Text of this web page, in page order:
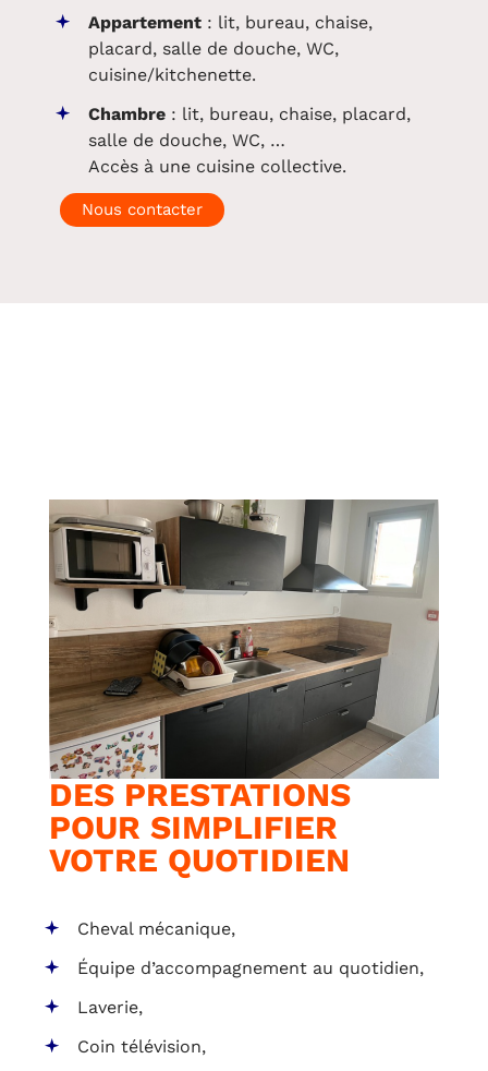
Appartement: lit, bureau, chaise,
placard, salle de douche, WC,
cuisine/kitchenette.
Chambre: lit, bureau, chaise, placard,
salle de douche, WC, …
Accès à une cuisine collective.
Nous contacter
DES PRESTATIONS
POUR SIMPLIFIER
VOTRE QUOTIDIEN
Cheval mécanique,
Équipe d’accompagnement au quotidien,
Laverie,
Coin télévision,